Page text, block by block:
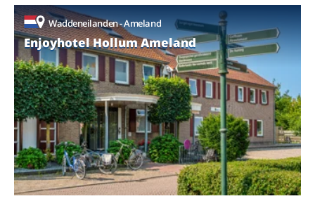
Waddeneilanden - Ameland
Enjoyhotel Hollum Ameland